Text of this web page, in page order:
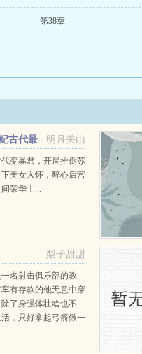
第38章
明月关山
古代最
章节在线阅读
代变暴君，开局推倒苏
美女入怀，醉心后宫
荣华！...
梨子甜甜
一名射击俱乐部的教
有存款的他无意中穿
了身强体壮啥也不
，只好拿起弓箭做一